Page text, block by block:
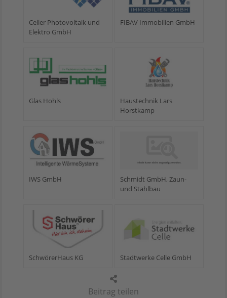
Beitrag teilen
Celler Photovoltaik und
Elektro GmbH
FIBAV Immobilien GmbH
Glas Hohls
Haustechnik Lars
Horstkamp
IWS GmbH
Schmidt GmbH, Zaun-
und Stahlbau
SchwörerHaus KG Stadtwerke Celle GmbH